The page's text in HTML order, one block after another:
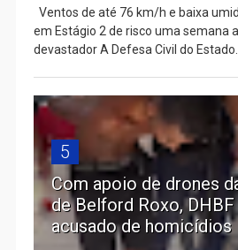
Ventos de até 76 km/h e baixa
em Estágio 2 de risco uma semana
devastador A Defesa Civil do Estado...
5
Com apoio de drones
de Belford Roxo,
acusado de homicídios